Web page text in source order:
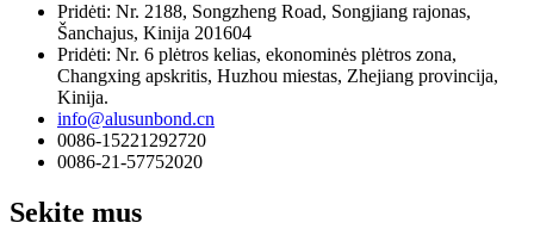
Pridėti: Nr. 2188, Songzheng Road, Songjiang rajonas,
Šanchajus, Kinija 201604
Pridėti: Nr. 6 plėtros kelias, ekonominės plėtros zona,
Changxing apskritis, Huzhou miestas, Zhejiang provincija,
Kinija.
info@alusunbond.cn
0086-15221292720
0086-21-57752020
Sekite mus